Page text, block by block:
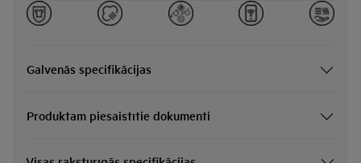
Galvenās specifikācijas
Produktam piesaistītie dokumenti